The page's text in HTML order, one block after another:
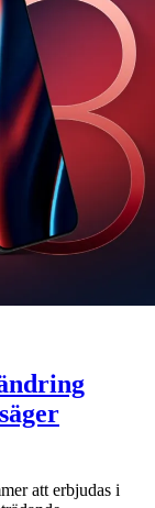
att erbjudas i